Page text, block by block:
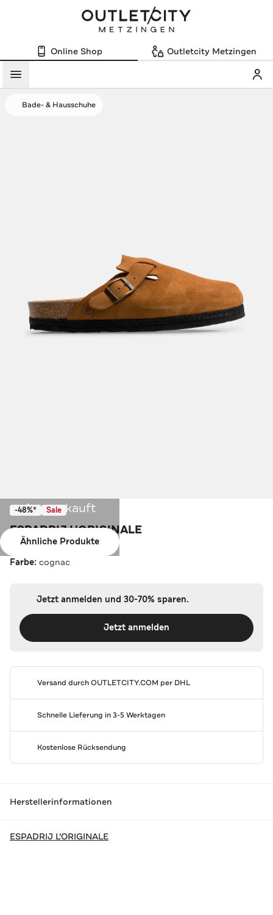
Online Shop Outletcity Metzingen
Menü
Bade- & Hausschuhe
Ausverkauft
Ähnliche Produkte
-48%* Sale
ESPADRIJ L'ORIGINALE
Slides 'Cloq' cognac
Farbe: cognac
Jetzt anmelden und 30-70% sparen.
Jetzt anmelden
Versand durchOUTLETCITY.COM per DHL
Schnelle Lieferung in 3-5 Werktagen
Kostenlose Rücksendung
Herstellerinformationen
ESPADRIJ L'ORIGINALE